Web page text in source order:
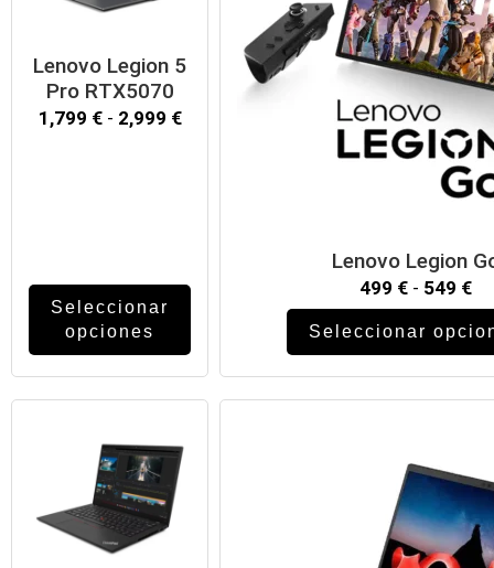
Lenovo Legion 5
Pro RTX5070
1,799 € - 2,999 €
Seleccionar
opciones
Lenovo Legion
499 € - 549 €
Seleccionar